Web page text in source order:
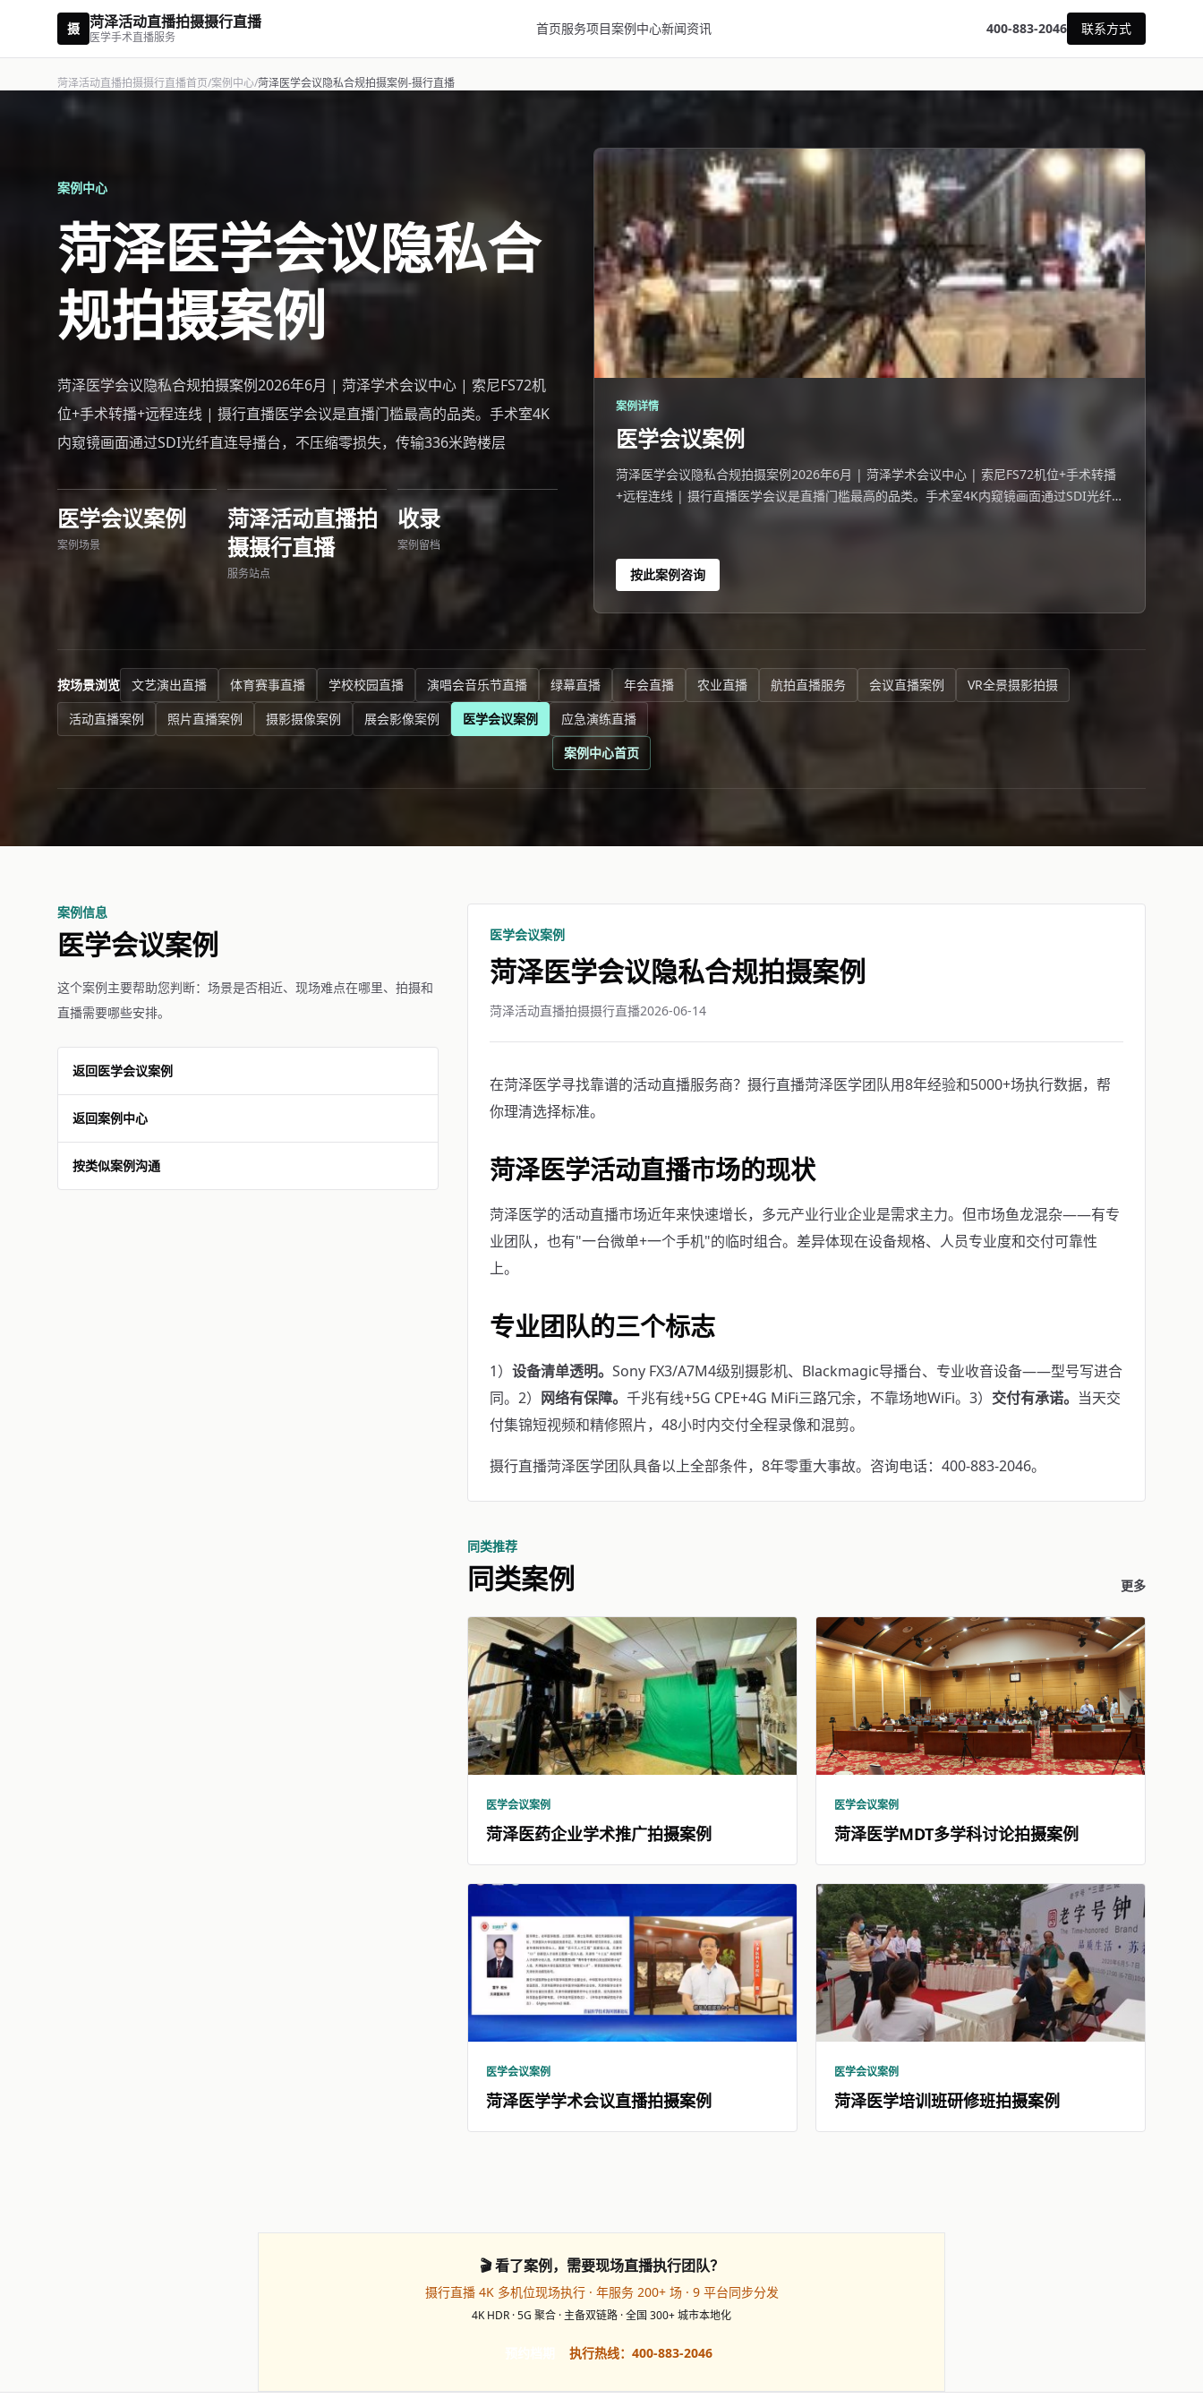
摄 菏泽活动直播拍摄摄行直播
医学手术直播服务
首页服务项目案例中心新闻资讯 400-883-2046 联系方式
菏泽活动直播拍摄摄行直播首页/案例中心/菏泽医学会议隐私合规拍摄案例-摄行直播
案例中心
菏泽医学会议隐私合
规拍摄案例
菏泽医学会议隐私合规拍摄案例2026年6月 | 菏泽学术会议中心 | 索尼FS72机
位+手术转播+远程连线 | 摄行直播医学会议是直播门槛最高的品类。手术室4K
内窥镜画面通过SDI光纤直连导播台，不压缩零损失，传输336米跨楼层
医学会议案例
案例场景
菏泽活动直播拍
摄摄行直播
服务站点
收录
案例留档
案例详情
医学会议案例
菏泽医学会议隐私合规拍摄案例2026年6月 | 菏泽学术会议中心 | 索尼FS72机位+手术转播
+远程连线 | 摄行直播医学会议是直播门槛最高的品类。手术室4K内窥镜画面通过SDI光纤
按此案例咨询
按场景浏览 文艺演出直播 体育赛事直播 学校校园直播 演唱会音乐节直播 绿幕直播 年会直播 农业直播 航拍直播服务 会议直播案例
VR全景摄影拍摄
活动直播案例
照片直播案例 摄影摄像案例 展会影像案例 医学会议案例
应急演练直播
案例中心首页
案例信息
医学会议案例
这个案例主要帮助您判断：场景是否相近、现场难点在哪里、拍摄和
直播需要哪些安排。
返回医学会议案例
返回案例中心
按类似案例沟通
医学会议案例
菏泽医学会议隐私合规拍摄案例
菏泽活动直播拍摄摄行直播2026-06-14
在菏泽医学寻找靠谱的活动直播服务商？摄行直播菏泽医学团队用8年经验和5000+场执行数据，帮
你理清选择标准。
菏泽医学活动直播市场的现状
菏泽医学的活动直播市场近年来快速增长，多元产业行业企业是需求主力。但市场鱼龙混杂——有专
业团队，也有"一台微单+一个手机"的临时组合。差异体现在设备规格、人员专业度和交付可靠性
上。
专业团队的三个标志
1）设备清单透明。Sony FX3/A7M4级别摄影机、Blackmagic导播台、专业收音设备——型号写进合
同。2） 网络有保障。千兆有线+5G CPE+4G MiFi三路冗余，不靠场地WiFi。3） 交付有承诺。 当天交
付集锦短视频和精修照片，48小时内交付全程录像和混剪。
摄行直播菏泽医学团队具备以上全部条件，8年零重大事故。咨询电话：400-883-2046。
同类推荐
同类案例 更多
医学会议案例
菏泽医药企业学术推广拍摄案例
医学会议案例
菏泽医学MDT多学科讨论拍摄案例
医学会议案例
菏泽医学学术会议直播拍摄案例
医学会议案例
菏泽医学培训班研修班拍摄案例
🎬 看了案例，需要现场直播执行团队？
摄行直播 4K 多机位现场执行 · 年服务 200+ 场 · 9 平台同步分发
4K HDR · 5G 聚合 · 主备双链路 · 全国 300+ 城市本地化
执行热线：400-883-2046